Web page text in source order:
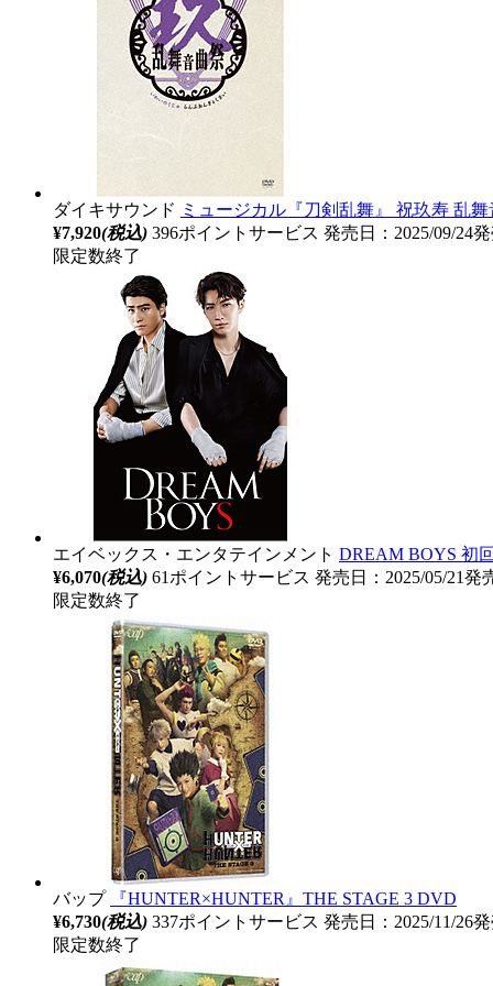
ダイキサウンド ミュージカル『刀剣乱舞』 祝玖寿 乱
¥7,920(税込) 396ポイントサービス 発売日：2025/09/24
限定数終了
エイベックス・エンタテインメント DREAM BOYS 初
¥6,070(税込) 61ポイントサービス 発売日：2025/05/21発
限定数終了
バップ
『HUNTER×HUNTER』THE STAGE 3 DVD
¥6,730(税込) 337ポイントサービス 発売日：2025/11/26
限定数終了